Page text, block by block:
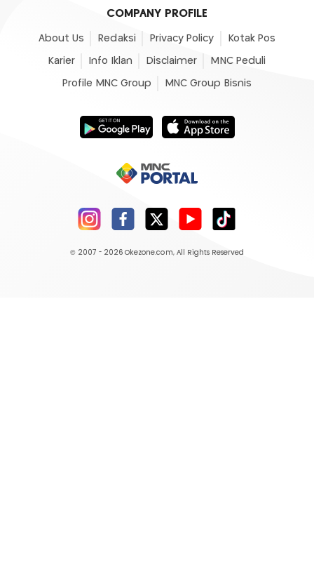
COMPANY PROFILE
About Us Redaksi Privacy Policy Kotak Pos
Karier Info Iklan Disclaimer MNC Peduli
Profile MNC Group MNC Group Bisnis
© 2007 - 2026 Okezone.com, All Rights Reserved